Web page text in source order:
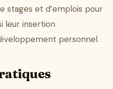
stages et d’emplois pour
leur insertion
personnel.